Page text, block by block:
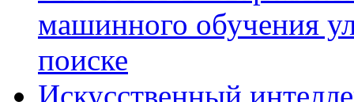
машинного обучения
поиске
Искусственный